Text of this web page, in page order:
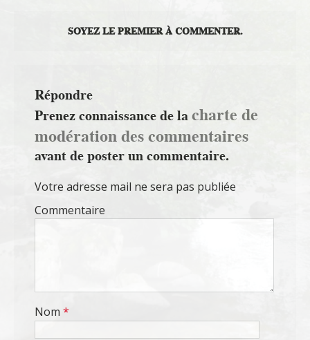
SOYEZ LE PREMIER À COMMENTER.
Répondre
Prenez connaissance de lacharte de
modération des commentaires
avant de poster un commentaire.
Votre adresse mail ne sera pas publiée
Commentaire
Nom *